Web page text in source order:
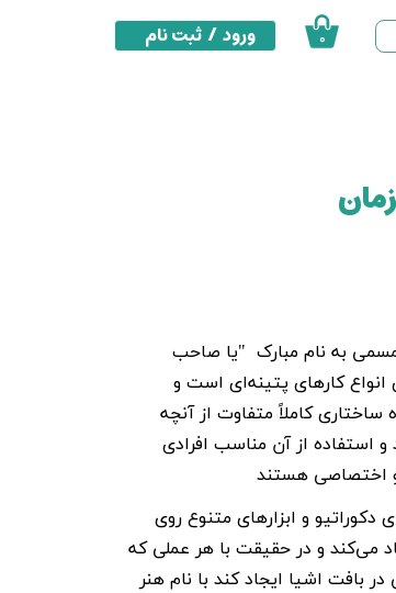
ورود/ثبت نام ۰
مسمی به نام مبارک "یا صاحب
انواع کارهای پتینه‌ای است و
کاملاً متفاوت از آنچه
و استفاده از آن مناسب افرادی
و اختصاصی هستند
و ابزارهای متنوع روی
می‌کند و در حقیقت با هر عملی که
بافت اشیا ایجاد کند با نام هنر